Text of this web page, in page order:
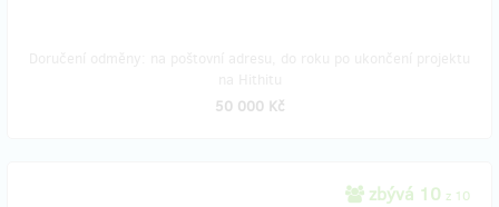
50 000 Kč
zbývá 10 z 10